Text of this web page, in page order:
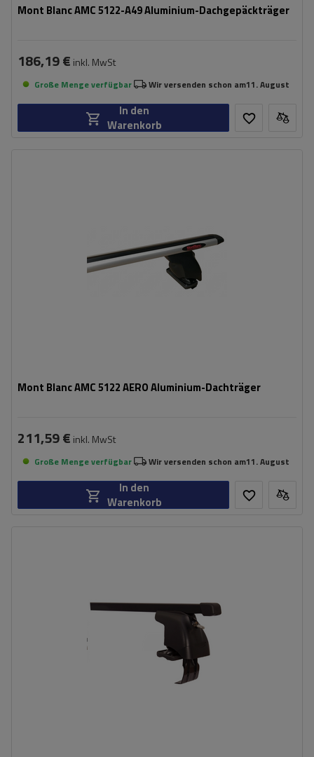
Mont Blanc AMC 5122-A49 Aluminium-Dachgepäckträger
186,19 € inkl. MwSt
Große Menge verfügbar Wir versenden schon am11. August
In den
Warenkorb
Mont Blanc AMC 5122 AERO Aluminium-Dachträger
211,59 € inkl. MwSt
Große Menge verfügbar Wir versenden schon am11. August
In den
Warenkorb